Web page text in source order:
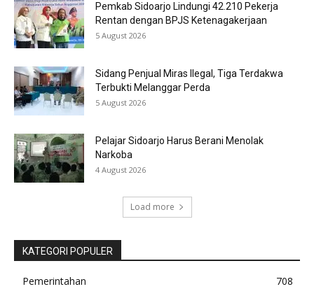
Pemkab Sidoarjo Lindungi 42.210 Pekerja
Rentan dengan BPJS Ketenagakerjaan
5 August 2026
Sidang Penjual Miras Ilegal, Tiga Terdakwa
Terbukti Melanggar Perda
5 August 2026
Pelajar Sidoarjo Harus Berani Menolak
Narkoba
4 August 2026
Load more
KATEGORI POPULER
Pemerintahan
708